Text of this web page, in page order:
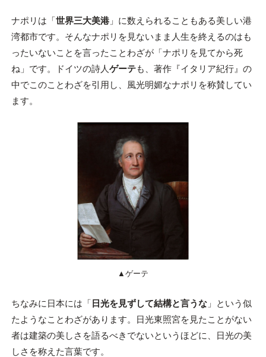
ナポリは「世界三大美港」に数えられることもある美しい港
湾都市です。そんなナポリを見ないまま人生を終えるのはも
ったいないことを言ったことわざが「ナポリを見てから死
ね」です。ドイツの詩人ゲーテも、著作『イタリア紀行』の
中でこのことわざを引用し、風光明媚なナポリを称賛してい
ます。
▲ゲーテ
ちなみに日本には「 日光を見ずして結構と言うな」という似
たようなことわざがあります。日光東照宮を見たことがない
者は建築の美しさを語るべきでないというほどに、日光の美
しさを称えた言葉です。